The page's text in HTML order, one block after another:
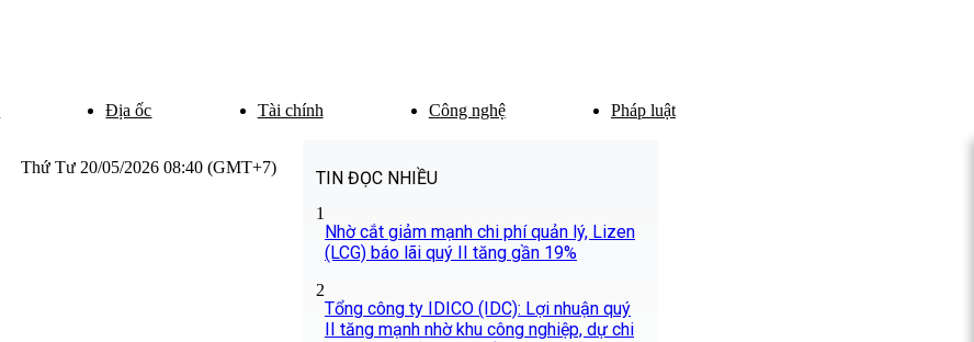
Địa ốc Tài chính Công nghệ Pháp luật
Thứ Tư 20/05/2026 08:40 (GMT+7)
TIN ĐỌC NHIỀU
1
Nhờ cắt giảm mạnh chi phí quản lý, Lizen
(LCG) báo lãi quý II tăng gần 19%
2
Tổng công ty IDICO (IDC): Lợi nhuận quý
II tăng mạnh nhờ khu công nghiệp, dự chi